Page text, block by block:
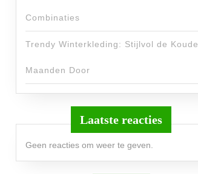
Combinaties
Trendy Winterkleding: Stijlvol de Koude
Maanden Door
Laatste reacties
Geen reacties om weer te geven.